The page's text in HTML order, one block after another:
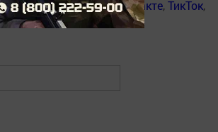
Телеграм,ВКонтакте,ТикТок,
,Твиттер ,Яндекс.Дзен